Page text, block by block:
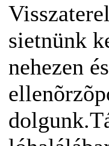
sietnünk
nehezen